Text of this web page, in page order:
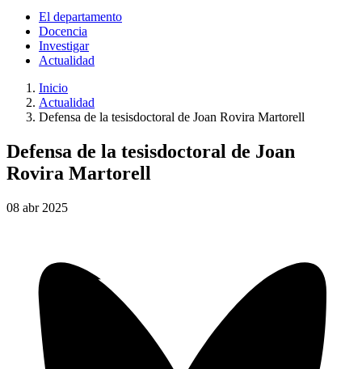
El departamento
Docencia
Investigar
Actualidad
Inicio
Actualidad
Defensa de la tesisdoctoral de Joan Rovira Martorell
Defensa de la tesisdoctoral de Joan
Rovira Martorell
08 abr 2025